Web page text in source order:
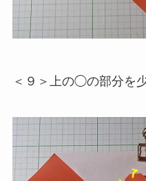
＜９＞上の◯の部分を